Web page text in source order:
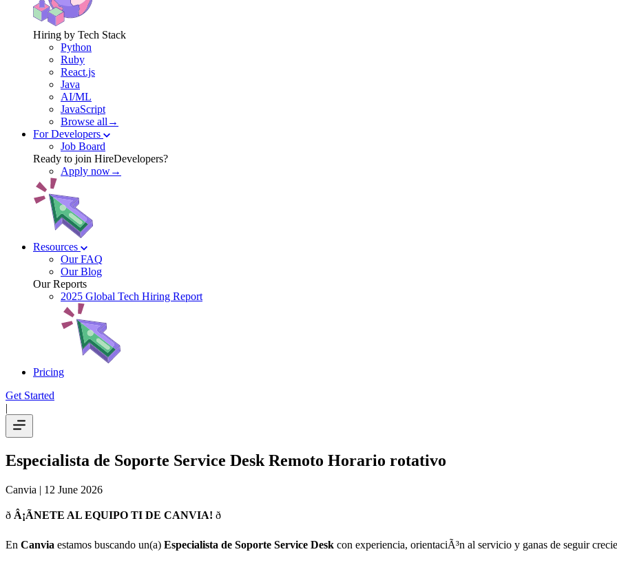
Hiring by Tech Stack
Python
Ruby
React.js
Java
AI/ML
JavaScript
Browse all→
For Developers
Job Board
Ready to join HireDevelopers?
Apply now→
Resources
Our FAQ
Our Blog
Our Reports
2025 Global Tech Hiring Report
Pricing
Get Started
|
Especialista de Soporte Service Desk Remoto Horario rotativo
Canvia | 12 June 2026
ð Â¡ÃNETE AL EQUIPO TI DE CANVIA! ð
En Canvia estamos buscando un(a) Especialista de Soporte Service Desk con experiencia, orientaciÃ³n al servicio y ganas de seguir